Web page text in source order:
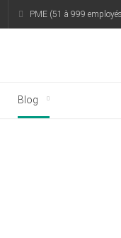
PME (51 à 999
Blog